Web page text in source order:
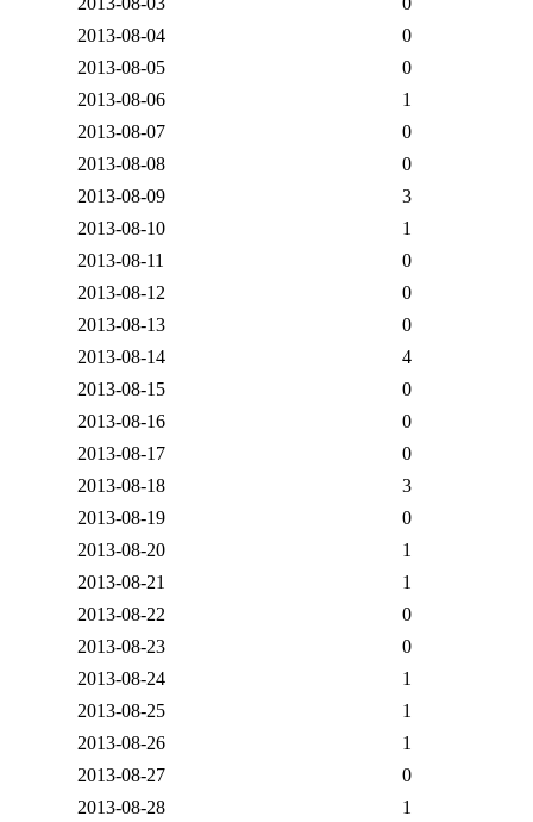
2013-08-04
0
2013-08-05
0
2013-08-06
1
2013-08-07
0
2013-08-08
0
2013-08-09
3
2013-08-10
1
2013-08-11
0
2013-08-12
0
2013-08-13
0
2013-08-14
4
2013-08-15
0
2013-08-16
0
2013-08-17
0
2013-08-18
3
2013-08-19
0
2013-08-20
1
2013-08-21
1
2013-08-22
0
2013-08-23
0
2013-08-24
1
2013-08-25
1
2013-08-26
1
2013-08-27
0
2013-08-28
1